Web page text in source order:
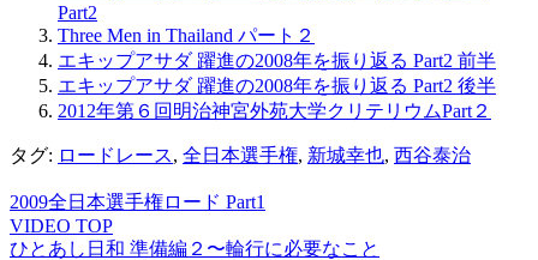
Part2
Three Men in Thailand パート２
エキップアサダ 躍進の2008年を振り返る Part2 前半
エキップアサダ 躍進の2008年を振り返る Part2 後半
2012年第６回明治神宮外苑大学クリテリウムPart２
タグ: ロードレース, 全日本選手権, 新城幸也, 西谷泰治
2009全日本選手権ロード Part1
VIDEO TOP
ひとあし日和 準備編２〜輪行に必要なこと